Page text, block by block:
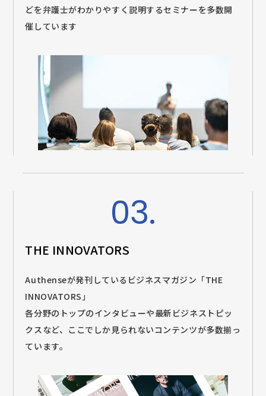
どを弁護士がわかりやすく説明するセミナーを多数開
催しています
03.
THE INNOVATORS
Authenseが発刊しているビジネスマガジン「THE
INNOVATORS」
各分野のトップのインタビューや最新ビジネストピッ
クスなど、ここでしか見られないコンテンツが多数揃っ
ています。